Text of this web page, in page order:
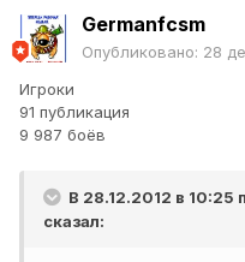
Germanfcsm
Опубликовано: 28
Игроки
91 публикация
9 987 боёв
В 28.12.2012 в 10:25
сказал: